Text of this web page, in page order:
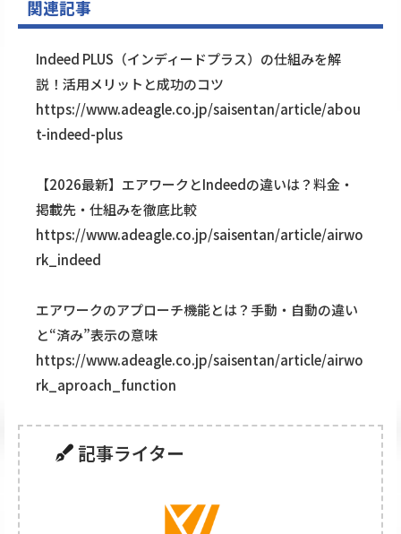
関連記事
Indeed PLUS（インディードプラス）の仕組みを解
説！活用メリットと成功のコツ
https://www.adeagle.co.jp/saisentan/article/abou
t-indeed-plus
【2026最新】エアワークとIndeedの違いは？料金・
掲載先・仕組みを徹底比較
https://www.adeagle.co.jp/saisentan/article/airwo
rk_indeed
エアワークのアプローチ機能とは？手動・自動の違い
と“済み”表示の意味
https://www.adeagle.co.jp/saisentan/article/airwo
rk_aproach_function
記事ライター